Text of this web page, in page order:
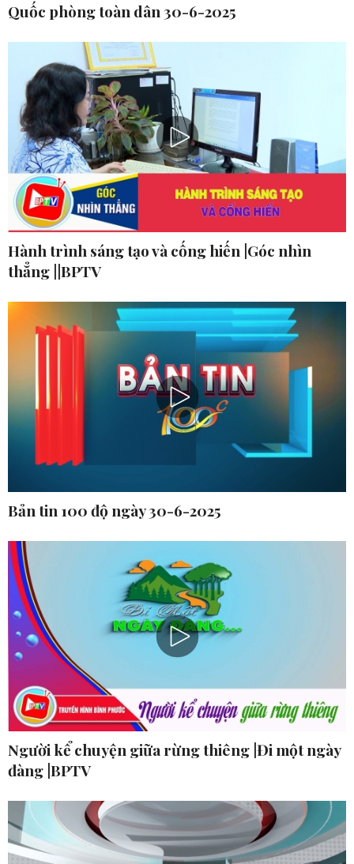
Quốc phòng toàn dân 30-6-2025
Hành trình sáng tạo và cống hiến |Góc nhìn
thẳng ||BPTV
Bản tin 100 độ ngày 30-6-2025
Người kể chuyện giữa rừng thiêng |Đi một ngày
đàng |BPTV